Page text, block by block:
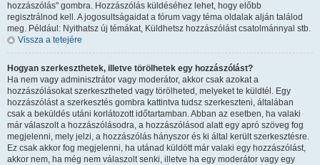
hozzászólás" gombra. Hozzászólás küldéséhez lehet, hogy előbb
regisztrálnod kell. A jogosultságaidat a fórum vagy téma oldalak alján találod
meg. Például: Nyithatsz új témákat, Küldhetsz hozzászólást csatolmánnyal stb.
Vissza a tetejére
Hogyan szerkeszthetek, illetve törölhetek egy hozzászólást?
Ha nem vagy adminisztrátor vagy moderátor, akkor csak azokat a
hozzászólásokat szerkesztheted vagy törölheted, melyeket te küldtél. Egy
hozzászólást a szerkesztés gombra kattintva tudsz szerkeszteni, általában
csak a beküldés utáni korlátozott időtartamban. Abban az esetben, ha valaki
már válaszolt a hozzászólásodra, a hozzászólásod alatt egy apró szöveg fog
megjelenni, mely jelzi, a hozzászólás hányszor és ki által került szerkesztésre.
Ez csak akkor fog megjelenni, ha utánad küldött már valaki egy hozzászólást,
akkor nem, ha még nem válaszolt senki, illetve ha egy moderátor vagy egy